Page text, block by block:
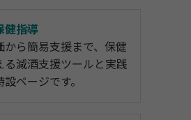
健指導
から簡易支援まで、保健
る減酒支援ツールと実践
ページです。